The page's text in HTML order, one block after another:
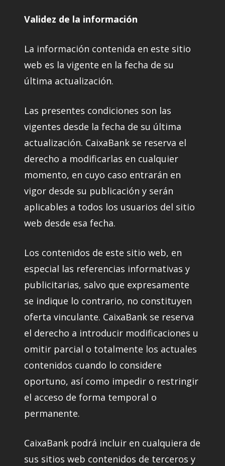
Validez de la información
La información contenida en este sitio
web es la vigente en la fecha de su
última actualización.
Las presentes condiciones son las
vigentes desde la fecha de su última
actualización. CaixaBank se reserva el
derecho a modificarlas en cualquier
momento, en cuyo caso entrarán en
vigor desde su publicación y serán
aplicables a todos los usuarios del sitio
web desde esa fecha.
Los contenidos de este sitio web, en
especial las referencias informativas y
publicitarias, salvo que expresamente
se indique lo contrario, no constituyen
oferta vinculante. CaixaBank se reserva
el derecho a introducir modificaciones u
omitir parcial o totalmente los actuales
contenidos cuando lo considere
oportuno, así como impedir o restringir
el acceso de forma temporal o
permanente.
CaixaBank podrá incluir en cualquiera de
sus sitios web contenidos de terceros y